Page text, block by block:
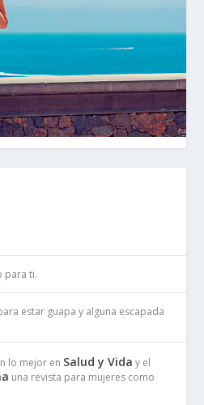
para ti.
estar guapa y alguna escapada
lo mejor en Salud y Vida y el
una revista para mujeres como